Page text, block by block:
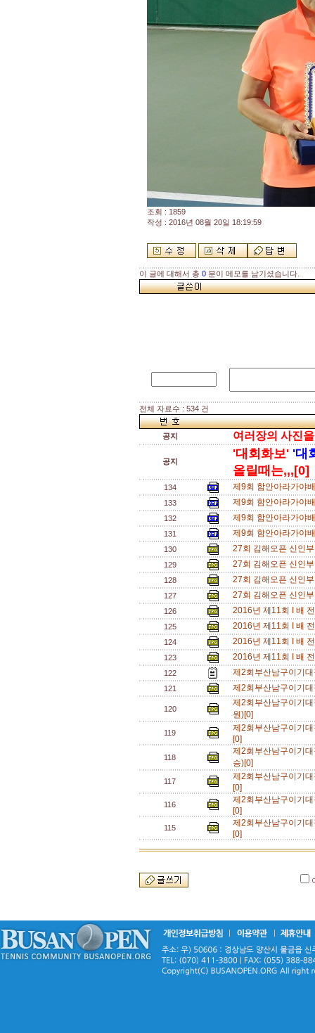
조회 : 1859
작성 : 2016년 08월 20일 18:19:59
이 글에 대해서 총 0 분이 메모를 남기셨습니다.
전체 자료수 : 534 건
공지 여러장의 사진
공지
'대회화보' '대
올릴때는,,,[0]
134 제9회 함안아라가야
133 제9회 함안아라가야
132 제9회 함안아라가야
131 제9회 함안아라가야
130 27회 김해오픈 신인
129 27회 김해오픈 신인
128 27회 김해오픈 신인
127 27회 김해오픈 신인
126 2016년 제11회 I 배
125 2016년 제11회 I 배
124 2016년 제11회 I 배
123 2016년 제11회 I 배
122 제2회부산남구이기
121 제2회부산남구이기
120
제2회부산남구이기
원)[0]
119
제2회부산남구이기
[0]
118
제2회부산남구이기
승)[0]
117
제2회부산남구이기
[0]
116
제2회부산남구이기
[0]
115
제2회부산남구이기
[0]